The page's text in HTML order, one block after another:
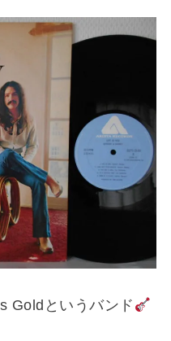
Goldというバンド